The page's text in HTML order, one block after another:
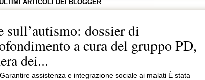
ARTICOLI DEI BLOGGER
sull’autismo: dossier di
a cura del gruppo PD,
dei...
assistenza e integrazione sociale ai malati È stata